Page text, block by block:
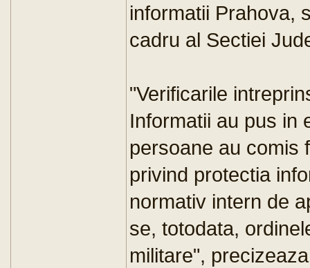
informatii Prahova,
cadru al Sectiei
"Verificarile
Informatii au pus in
persoane au comis
privind protectia
normativ intern de
se, totodata,
militare",